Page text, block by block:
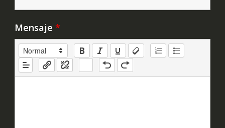
Mensaje *